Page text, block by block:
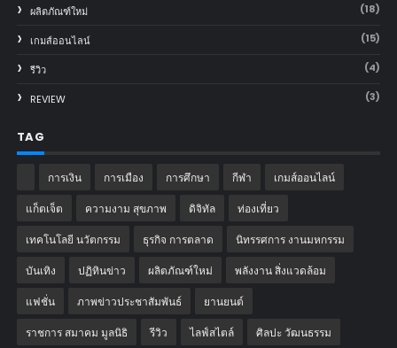
ผลิตภัณฑ์ใหม่ (18)
เกมส์ออนไลน์ (15)
รีวิว (4)
REVIEW (3)
TAG
การเงิน การเมือง การศึกษา กีฬา เกมส์ออนไลน์
แก็ตเจ็ต ความงาม สุขภาพ ดิจิทัล ท่องเที่ยว
เทคโนโลยี นวัตกรรม ธุรกิจ การตลาด นิทรรศการ งานมหกรรม
บันเทิง ปฏิทินข่าว ผลิตภัณฑ์ใหม่ พลังงาน สิ่งแวดล้อม
แฟชั่น ภาพข่าวประชาสัมพันธ์ ‎ยานยนต์‎
ราชการ สมาคม มูลนิธิ รีวิว ไลฟ์สไตล์ ศิลปะ วัฒนธรรม